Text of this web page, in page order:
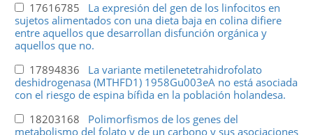
17616785 La expresión del gen de los linfocitos en
sujetos alimentados con una dieta baja en colina difiere
entre aquellos que desarrollan disfunción orgánica y
aquellos que no.
17894836 La variante metilenetetrahidrofolato
deshidrogenasa (MTHFD1) 1958Gu003eA no está asociada
con el riesgo de espina bífida en la población holandesa.
18203168 Polimorfismos de los genes del
metabolismo del folato y de un carbono y sus asociaciones